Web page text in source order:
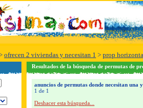
ofrecen 2 viviendas y necesitan 1 > prop
Resultados de la búsqueda de permutas de
anuncios de permutas donde necesitan
1 de 1
Deshacer esta búsqueda...